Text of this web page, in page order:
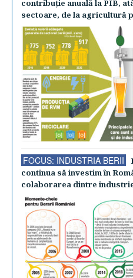
contribuţie anuală la PIB,
sectoare, de la agricultură
FOCUS: INDUSTRIA BERII
continua să investim în
colaborarea dintre